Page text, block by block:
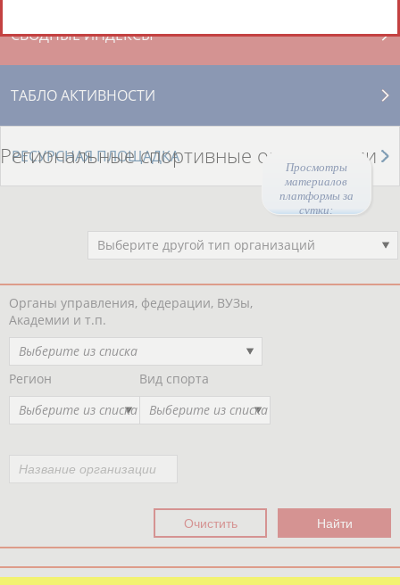
Просмотры
материалов
платформы за
сутки:
СВОДНЫЕ ИНДЕКСЫ
ТАБЛО АКТИВНОСТИ
РЕСУРСНАЯ ПЛОЩАДКА
Региональные спортивные организации
Выберите другой тип организаций
Органы управления, федерации, ВУЗы,
Академии и т.п.
Выберите из списка
Регион
Выберите из списка
Вид спорта
Выберите из списка